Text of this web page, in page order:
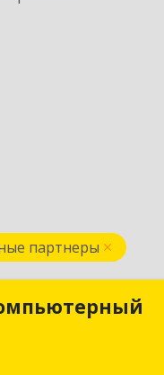
партнеры